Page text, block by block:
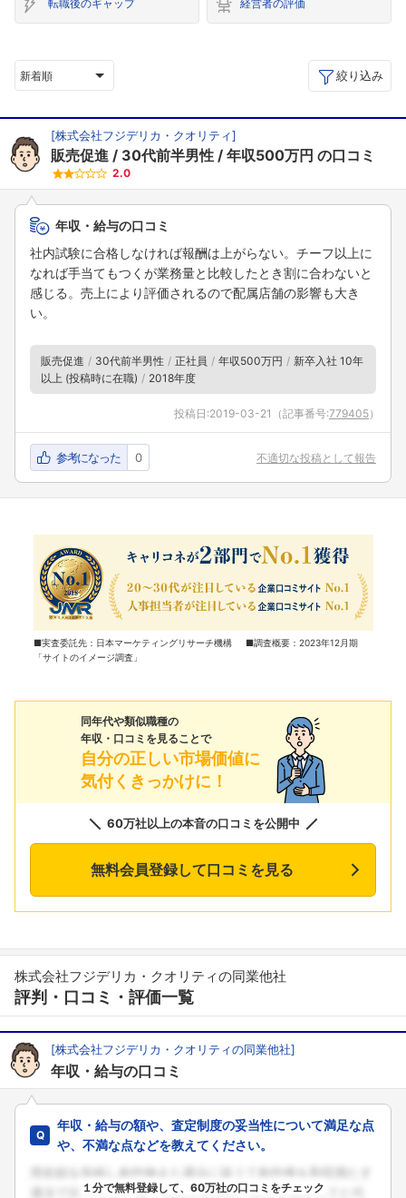
転職後のギャップ 経営者の評価
新着順 絞り込み
[株式会社フジデリカ・クオリティ]
販売促進 30代前半男性 年収500万円 の口コミ
2.0
年収・給与の口コミ
社内試験に合格しなければ報酬は上がらない。チーフ以上に
なれば手当てもつくが業務量と比較したとき割に合わないと
感じる。売上により評価されるので配属店舗の影響も大き
い。
販売促進 30代前半男性 正社員 年収500万円
新卒入社 10年
以上 (投稿時に在職)
2018年度
投稿日:2019-03-21 （記事番号:779405）
参考になった 0 不適切な投稿として報告
■実査委託先：日本マーケティングリサーチ機構 ■調査概要：2023年12月期
「サイトのイメージ調査」
同年代や類似職種の
年収・口コミを見ることで
自分の正しい市場価値に
気付くきっかけに！
60万社以上の本音の口コミを公開中
無料会員登録して口コミを見る
株式会社フジデリカ・クオリティの同業他社
評判・口コミ・評価一覧
[株式会社フジデリカ・クオリティの同業他社]
年収・給与の口コミ
年収・給与の額や、査定制度の妥当性について満足な点
や、不満な点などを教えてください。
１分で無料登録して、60万社の口コミをチェック